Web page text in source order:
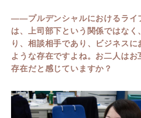
――プルデンシャルにおけるライ
は、上司部下という関係ではなく
り、相談相手であり、ビジネス
ような存在ですよね。お二人はお
存在だと感じていますか？